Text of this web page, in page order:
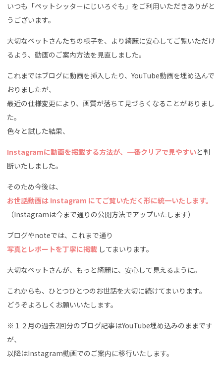
いつも「ペットシッターにじいろぐも」をご利用いただきありがと
うございます。
大切なペットさんたちの様子を、より綺麗に安心してご覧いただけ
るよう、動画のご案内方法を見直しました。
これまではブログに動画を挿入したり、YouTube動画を埋め込んで
おりましたが、
最近の仕様変更により、画質が落ちて見づらくなることがありまし
た。
色々と試した結果、
Instagramに動画を掲載する方法が、一番クリアで見やすいと判
断いたしました。
そのため今後は、
お世話動画は Instagram にてご覧いただく形に統一いたします。
（Instagramは今まで通りの公開方法でアップいたします）
ブログやnoteでは、これまで通り
写真とレポートを丁寧に掲載 してまいります。
大切なペットさんが、もっと綺麗に、安心して見えるように。
これからも、ひとつひとつのお世話を大切に続けてまいります。
どうぞよろしくお願いいたします。
※１２月の過去2回分のブログ記事はYouTube埋め込みのままです
が、
以降はInstagram動画でのご案内に移行いたします。